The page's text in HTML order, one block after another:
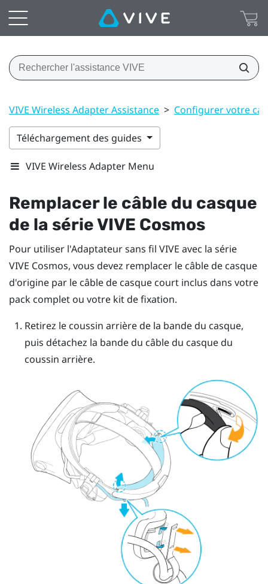
VIVE Wireless Adapter Assistance > Configurer votre
Téléchargement des guides
VIVE Wireless Adapter Menu
Remplacer le câble du casque
de la sérieVIVE Cosmos
Pour utiliser l'Adaptateur sans fil VIVE avec la série
VIVE Cosmos, vous devez remplacer le câble de casque
d'origine par le câble de casque court inclus dans votre
pack complet ou votre kit de fixation.
Retirez le coussin arrière de la bande du casque,
puis détachez la bande du câble du casque du
coussin arrière.